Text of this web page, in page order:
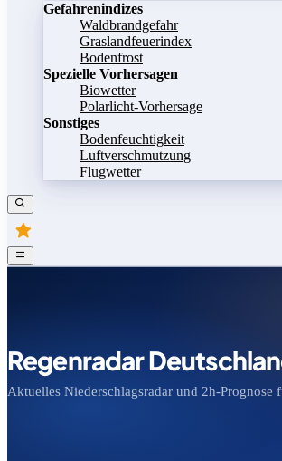
Gefahrenindizes
Waldbrandgefahr
Graslandfeuerindex
Bodenfrost
Spezielle Vorhersagen
Biowetter
Polarlicht-Vorhersage
Sonstiges
Bodenfeuchtigkeit
Luftverschmutzung
Flugwetter
Regenradar
Aktuelles Niederschlagsradar und 2h-Prognose